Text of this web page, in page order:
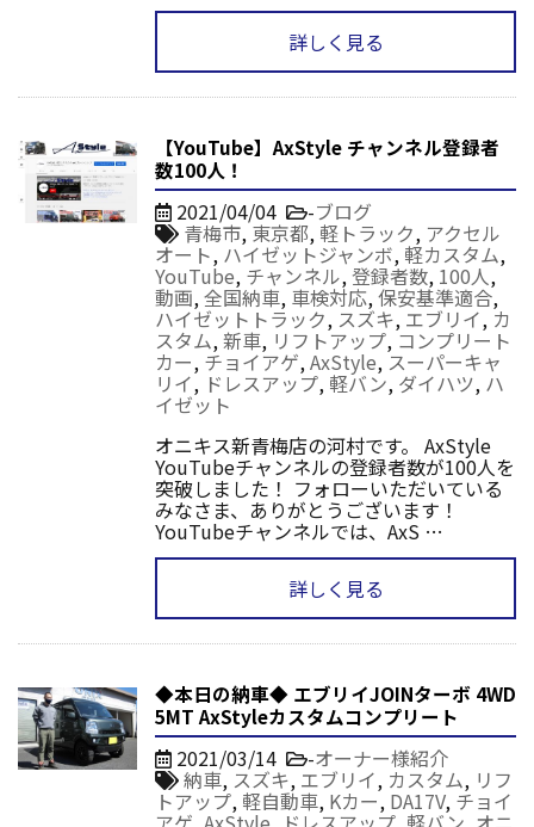
詳しく見る
【YouTube】AxStyle チャンネル登録者
数100人！
2021/04/04 -ブログ
青梅市,東京都, 軽トラック, アクセル
オート, ハイゼットジャンボ, 軽カスタム,
YouTube, チャンネル,登録者数, 100人,
動画,全国納車, 車検対応,保安基準適合,
ハイゼットトラック, スズキ, エブリイ, カ
スタム,新車, リフトアップ,コンプリート
カー, チョイアゲ,AxStyle,スーパーキャ
リイ, ドレスアップ, 軽バン, ダイハツ, ハ
イゼット
オニキス新青梅店の河村です。 AxStyle
YouTubeチャンネルの登録者数が100人を
突破しました！ フォローいただいている
みなさま、ありがとうございます！
YouTubeチャンネルでは、AxS …
詳しく見る
◆本日の納車◆ エブリイJOINターボ 4WD
5MT AxStyleカスタムコンプリート
2021/03/14 -オーナー様紹介
納車, スズキ, エブリイ, カスタム, リフ
トアップ, 軽自動車, Kカー, DA17V, チョイ